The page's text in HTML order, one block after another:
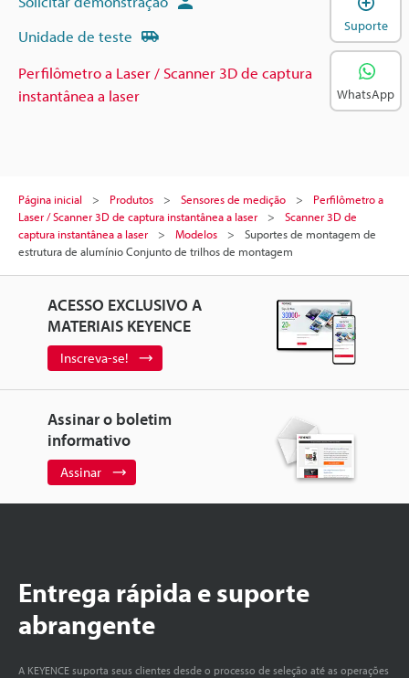
Unidade de teste
Perfilômetro a Laser / Scanner 3D de captura
instantânea a laser
Página inicial Produtos Sensores de medição
Perfilômetro a
Laser / Scanner 3D de captura instantânea a laser
Scanner 3D de
captura instantânea a laser
Modelos
Suportes de montagem de
estrutura de alumínio Conjunto de trilhos de montagem
ACESSO EXCLUSIVO A
MATERIAIS KEYENCE
Inscreva-se!
Assinar o boletim
informativo
Assinar
Entrega rápida e suporte
abrangente
A KEYENCE suporta seus clientes desde o processo de seleção até as operações
Suporte
WhatsApp